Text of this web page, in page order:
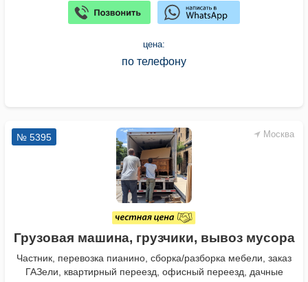
цена:
по телефону
Москва
№ 5395
Грузовая машина, грузчики, вывоз мусора
Частник, перевозка пианино, сборка/разборка мебели, заказ
ГАЗели, квартирный переезд, офисный переезд, дачные